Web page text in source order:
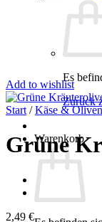
Es
Zurück
Warenkorb
Add to wishlist
Start / Käse & Oliven
Grüne
2,49 €